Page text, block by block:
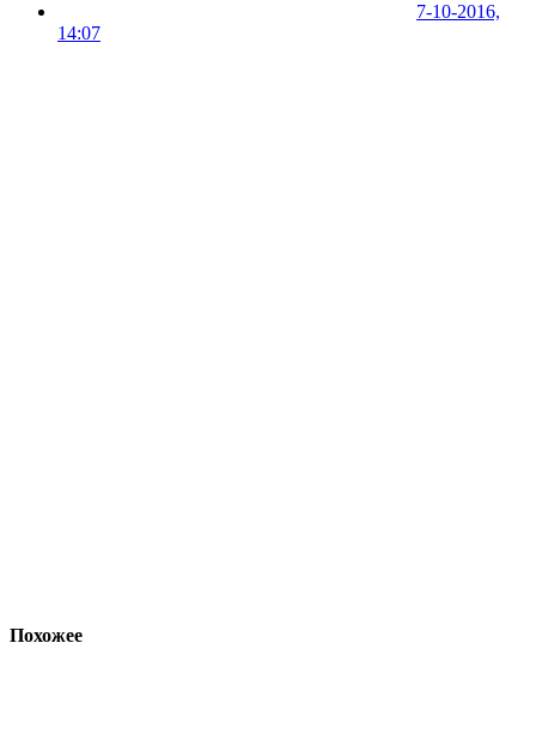
7-10-2016,
14:07
Похожее